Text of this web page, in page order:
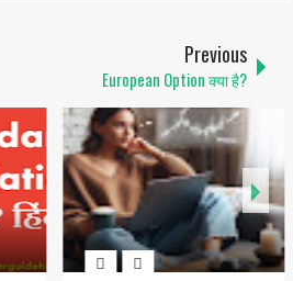
Previous
European Option क्या है?